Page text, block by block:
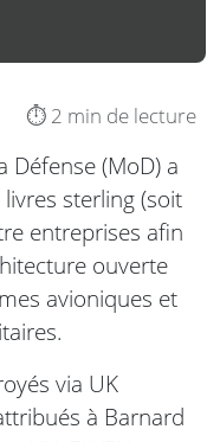
⏱️ 2 min de lecture
Défense (MoD) a
sterling (soit
entreprises afin
ouverte
avioniques et
via UK
à Barnard